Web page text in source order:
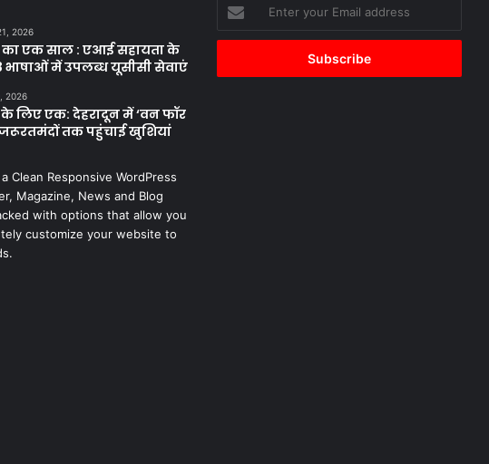
2026
का एक साल : एआई सहायता के
भाषाओं में उपलब्ध यूसीसी सेवाएं
2026
लिए एक: देहरादून में ‘वन फॉर
तक पहुंचाई खुशियां
Clean Responsive WordPress
Magazine, News and Blog
with options that allow you
customize your website to
your
Email